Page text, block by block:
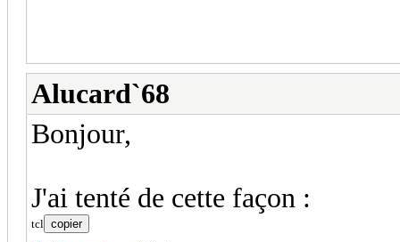
Alucard`68
Bonjour,
J'ai tenté de cette façon :
tcl copier